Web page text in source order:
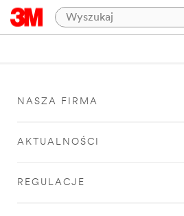
NASZA FIRMA
AKTUALNOŚCI
REGULACJE